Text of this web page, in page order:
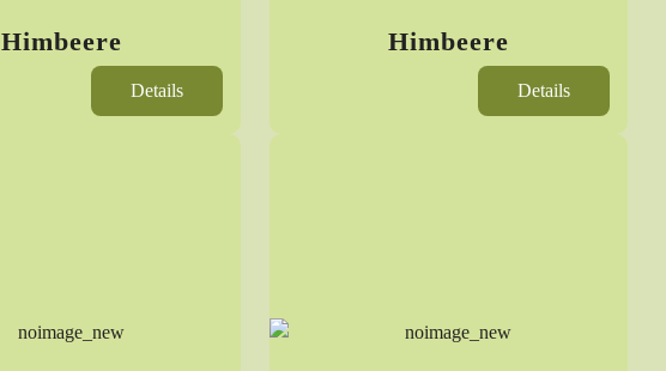
Himbeere
Details
Himbeere
Details